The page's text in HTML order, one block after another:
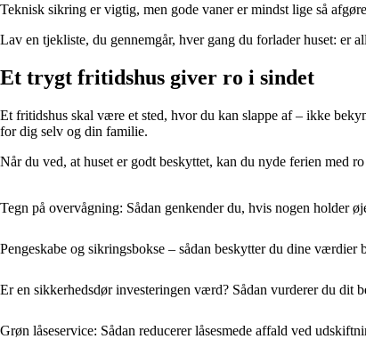
Teknisk sikring er vigtig, men gode vaner er mindst lige så
Lav en tjekliste, du gennemgår, hver gang du forlader huset: er
Et trygt fritidshus giver ro i sindet
Et fritidshus skal være et sted, hvor du kan slappe af – ikke
for dig selv og din familie.
Når du ved, at huset er godt beskyttet, kan du nyde ferien med
Tegn på overvågning: Sådan genkender du, hvis nogen holder
Pengeskabe og sikringsbokse – sådan beskytter du dine værdier
Er en sikkerhedsdør investeringen værd? Sådan vurderer du dit
Grøn låseservice: Sådan reducerer låsesmede affald ved